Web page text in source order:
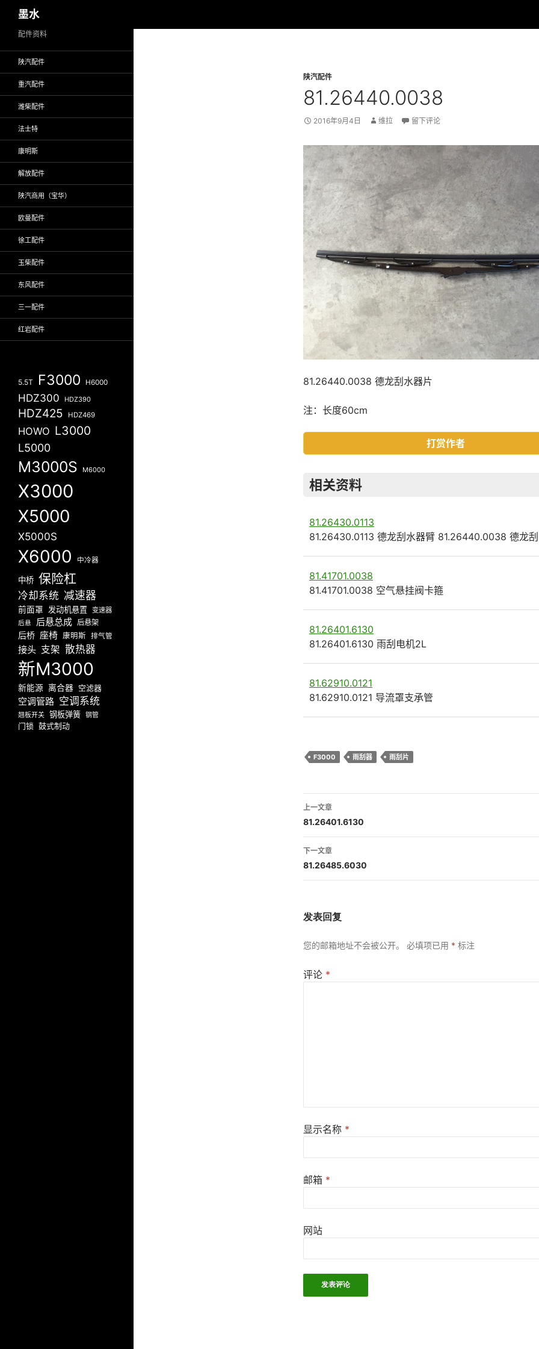
至
墨水
陕汽配件
81.26440.0038
2016年9月4日 维拉 留下评论
81.26440.0038 德龙刮水器片
注：长度60cm
打赏作者
相关资料
81.26430.0113
81.26430.0113 德龙刮水器臂 81.26440.0038 德龙
81.41701.0038
81.41701.0038 空气悬挂阀卡箍
81.26401.6130
81.26401.6130 雨刮电机2L
81.62910.0121
81.62910.0121 导流罩支承管
F3000 雨刮器 雨刮片
文
章
导
航
上一文章
81.26401.6130
下一文章
81.26485.6030
发表回复
您的邮箱地址不会被公开。 必填项已用 * 标注
评论 *
显示名称 *
邮箱 *
网站
配件资料
陕汽配件
重汽配件
潍柴配件
法士特
康明斯
解放配件
陕汽商用（宝华）
欧曼配件
徐工配件
玉柴配件
东风配件
三一配件
红岩配件
5.5T F3000 H6000
HDZ300 HDZ390
HDZ425 HDZ469
HOWO L3000
L5000
M3000S M6000
X3000
X5000
X5000S
X6000 中冷器
中桥 保险杠
冷却系统 减速器
前面罩 发动机悬置 变速器
后悬 后悬总成 后悬架
后桥 座椅 康明斯 排气管
接头 支架 散热器
新M3000
新能源 离合器 空滤器
空调管路 空调系统
翘板开关 钢板弹簧 钢管
门锁 鼓式制动